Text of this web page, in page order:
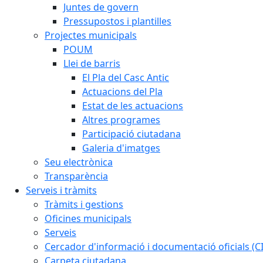
Juntes de govern
Pressupostos i plantilles
Projectes municipals
POUM
Llei de barris
El Pla del Casc Antic
Actuacions del Pla
Estat de les actuacions
Altres programes
Participació ciutadana
Galeria d'imatges
Seu electrònica
Transparència
Serveis i tràmits
Tràmits i gestions
Oficines municipals
Serveis
Cercador d'informació i documentació oficials